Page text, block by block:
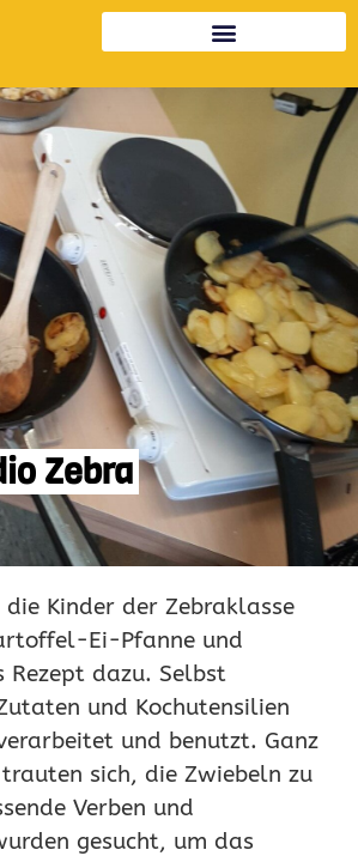
Zebra
Kinder der Zebraklasse
Ei-Pfanne und
Rezept dazu. Selbst
und Kochutensilien
und benutzt. Ganz
sich, die Zwiebeln zu
Verben und
gesucht, um das